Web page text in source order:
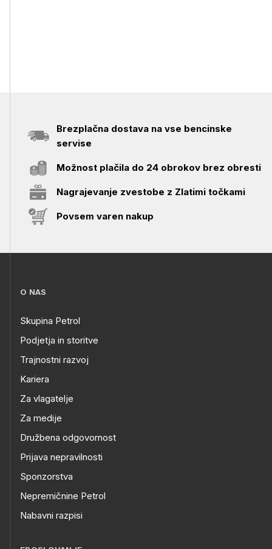
Brezplačna dostava na vse bencinske
servise
Možnost plačila do 24 obrokov brez obresti
Nagrajevanje zvestobe z Zlatimi točkami
Povsem varen nakup
O NAS
Skupina Petrol
Podjetja in storitve
Trajnostni razvoj
Kariera
Za vlagatelje
Za medije
Družbena odgovornost
Prijava nepravilnosti
Sponzorstva
Nepremičnine Petrol
Nabavni razpisi